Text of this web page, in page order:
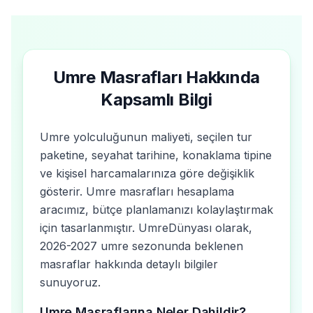
Umre Masrafları Hakkında
Kapsamlı Bilgi
Umre yolculuğunun maliyeti, seçilen tur
paketine, seyahat tarihine, konaklama tipine
ve kişisel harcamalarınıza göre değişiklik
gösterir. Umre masrafları hesaplama
aracımız, bütçe planlamanızı kolaylaştırmak
için tasarlanmıştır. UmreDünyası olarak,
2026-2027 umre sezonunda beklenen
masraflar hakkında detaylı bilgiler
sunuyoruz.